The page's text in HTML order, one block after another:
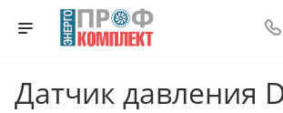
Датчик давления